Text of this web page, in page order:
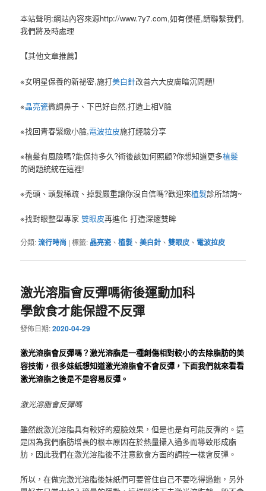
本站聲明:網站內容來源http://www.7y7.com,如有侵權,請聯繫我們,
我們將及時處理
【其他文章推薦】
※女明星保養的新祕密,施打美白針改善六大皮膚暗沉問題!
※晶亮瓷微調鼻子、下巴好自然,打造上相V臉
※找回青春緊緻小臉,電波拉皮施打經驗分享
※植髮有風險嗎?能保持多久?術後該如何照顧?你想知道更多植髮
的問題統統在這裡!
※禿頭、頭髮稀疏、掉髮嚴重讓你沒自信嗎?歡迎來植髮診所諮詢~
※找對眼整型專家雙眼皮再進化 打造深邃雙眸
分類:流行時尚 |標籤: 晶亮瓷 、植髮 、美白針 、雙眼皮 、 電波拉皮
激光溶脂會反彈嗎術後運動加科
學飲食才能保證不反彈
發佈日期:2020-04-29
激光溶脂會反彈嗎？激光溶脂是一種創傷相對較小的去除脂肪的美
容技術，很多妹紙想知道激光溶脂會不會反彈，下面我們就來看看
激光溶脂之後是不是容易反彈。
激光溶脂會反彈嗎
雖然說激光溶脂具有較好的瘦臉效果，但是也是有可能反彈的。這
是因為我們脂肪增長的根本原因在於熱量攝入過多而導致形成脂
肪，因此我們在激光溶脂後不注意飲食方面的調控一樣會反彈。
所以，在做完激光溶脂後妹紙們可要管住自己不要吃得過飽，另外